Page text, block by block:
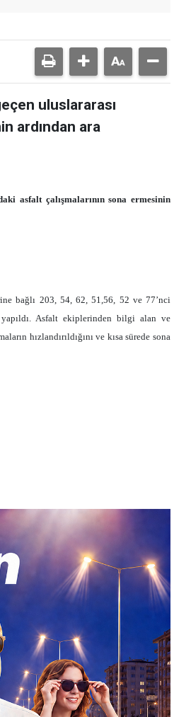
uluslararası
ardından ara
asfalt çalışmalarının sona ermesinin
bağlı 203, 54, 62, 51,56, 52 ve 77’nci
Asfalt ekiplerinden bilgi alan ve
hızlandırıldığını ve kısa sürede sona